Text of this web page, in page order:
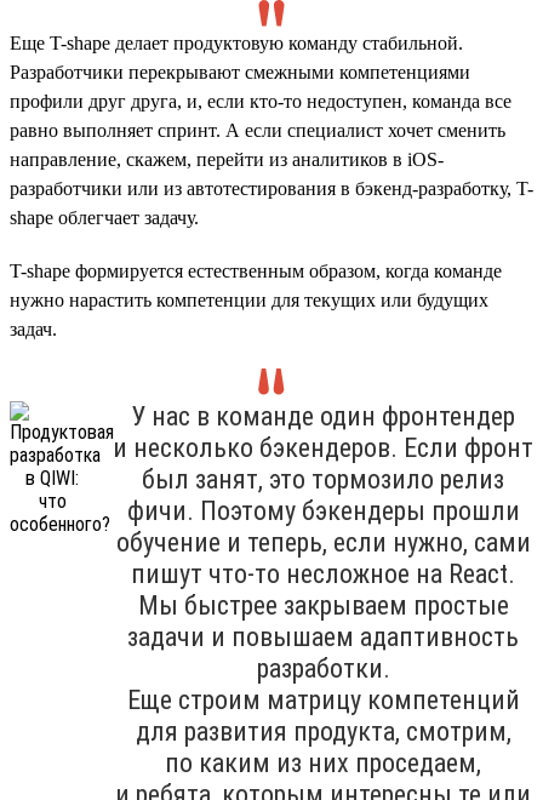
Еще T-shape делает продуктовую команду стабильной.
Разработчики перекрывают смежными компетенциями
профили друг друга, и, если кто-то недоступен, команда все
равно выполняет спринт. А если специалист хочет сменить
направление, скажем, перейти из аналитиков в iOS-
разработчики или из автотестирования в бэкенд-разработку, T-
shape облегчает задачу.
T-shape формируется естественным образом, когда команде
нужно нарастить компетенции для текущих или будущих
задач.
У нас в команде один фронтендер
и несколько бэкендеров. Если фронт
был занят, это тормозило релиз
фичи. Поэтому бэкендеры прошли
обучение и теперь, если нужно, сами
пишут что-то несложное на React.
Мы быстрее закрываем простые
задачи и повышаем адаптивность
разработки.
Еще строим матрицу компетенций
для развития продукта, смотрим,
по каким из них проседаем,